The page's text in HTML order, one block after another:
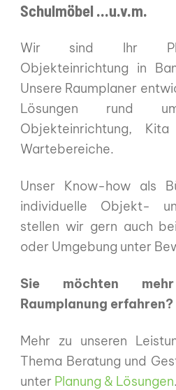
Schulmöbel ...u.v.m.
Wir sind Ihr
Objekteinrichtung in
Unsere Raumplaner
Lösungen rund
Objekteinrichtung,
Wartebereiche.
Unser Know-how als
individuelle Objekt-
stellen wir gern auch
oder Umgebung unter
Sie möchten
Raumplanung erfahren?
Mehr zu unseren
Thema Beratung und
unter Planung & Lösungen.